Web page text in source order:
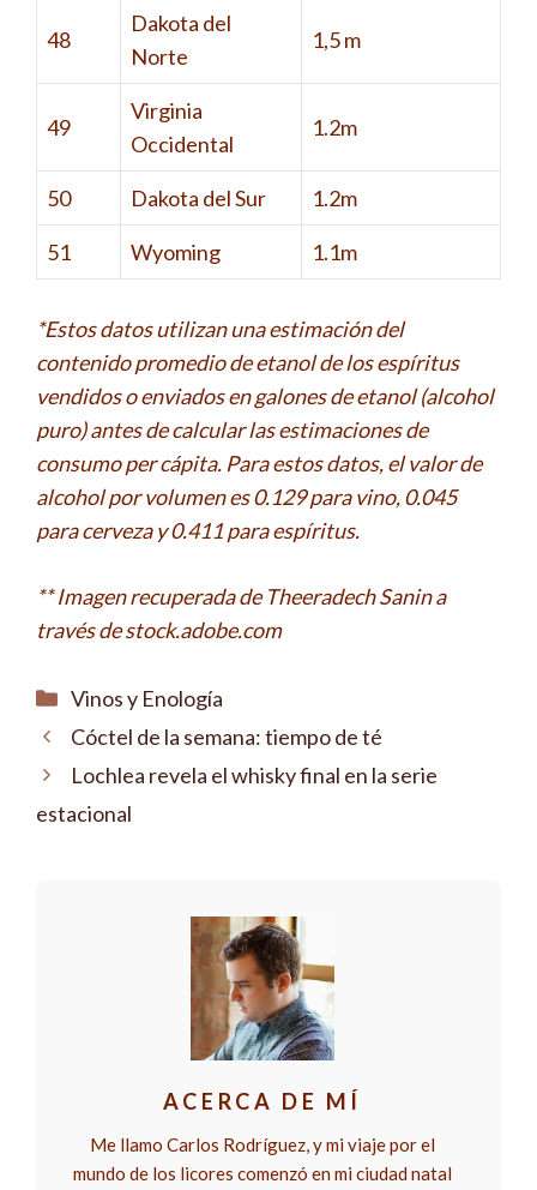
48
Dakota del
Norte
1,5 m
49
Virginia
Occidental
1.2m
50 Dakota del Sur 1.2m
51 Wyoming 1.1m
*Estos datos utilizan una estimación del
contenido promedio de etanol de los espíritus
vendidos o enviados en galones de etanol (alcohol
puro) antes de calcular las estimaciones de
consumo per cápita. Para estos datos, el valor de
alcohol por volumen es 0.129 para vino, 0.045
para cerveza y 0.411 para espíritus.
** Imagen recuperada de Theeradech Sanin a
través de stock.adobe.com
Categorías
Vinos y Enología
Cóctel de la semana: tiempo de té
Lochlea revela el whisky final en la serie
estacional
ACERCA DE MÍ
Me llamo Carlos Rodríguez, y mi viaje por el
mundo de los licores comenzó en mi ciudad natal